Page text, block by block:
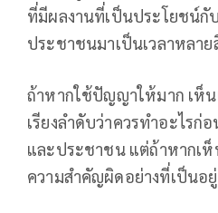
ที่มีผลงานที่เป็นประโยชน์กั
ประชาชนมาเป็นเวลาหลา
ถ้าหากใช้ปัญญาให้มาก เห็
เรียงลำดับว่าควรทำอะไรก่
และประชาชน แต่ถ้าหากเห็
ความสำคัญผิดอย่างที่เป็น